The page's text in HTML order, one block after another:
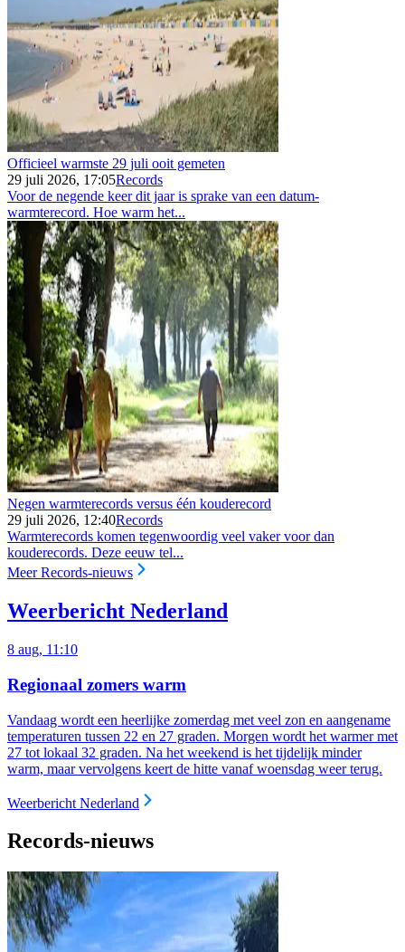
Officieel warmste 29 juli ooit gemeten
29 juli 2026, 17:05Records
Voor de negende keer dit jaar is sprake van een datum-
warmterecord. Hoe warm het...
Negen warmterecords versus één kouderecord
29 juli 2026, 12:40Records
Warmterecords komen tegenwoordig veel vaker voor dan
kouderecords. Deze eeuw tel...
Meer Records-nieuws
Weerbericht Nederland
8 aug, 11:10
Regionaal zomers warm
Vandaag wordt een heerlijke zomerdag met veel zon en aangename
temperaturen tussen 22 en 27 graden. Morgen wordt het warmer met
27 tot lokaal 32 graden. Na het weekend is het tijdelijk minder
warm, maar vervolgens keert de hitte vanaf woensdag weer terug.
Weerbericht Nederland
Records-nieuws